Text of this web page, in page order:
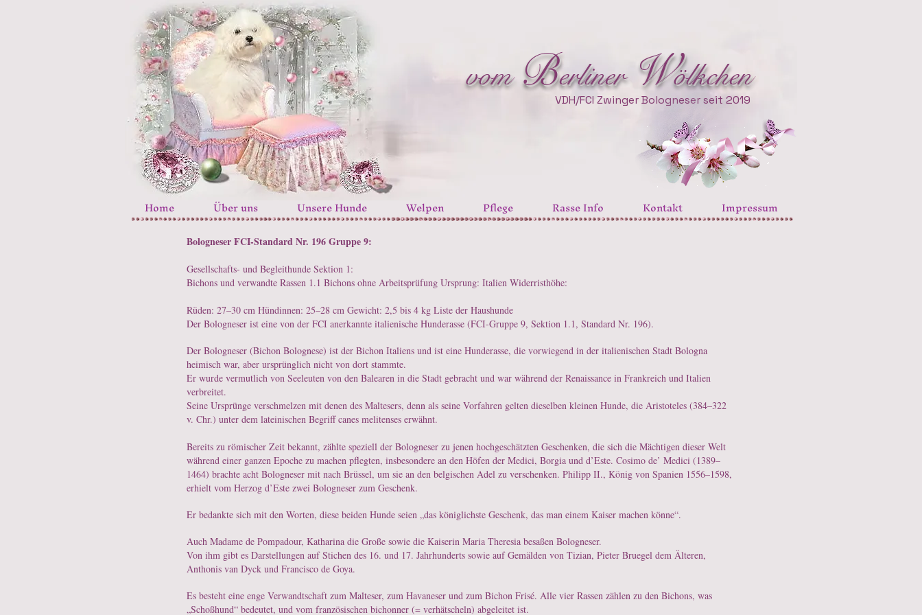
vomBerliner Wölkchen
VDH/FCI Zwinger Bologneser seit 2019
vomBerliner Wölkchen
Home Über uns Unsere Hunde Welpen Pflege Rasse Info Kontakt Impressum
Bologneser FCI-Standard Nr. 196 Gruppe 9:
Gesellschafts- und Begleithunde Sektion 1:
Bichons und verwandte Rassen 1.1 Bichons ohne Arbeitsprüfung Ursprung: Italien Widerristhöhe:
Rüden: 27–30 cm Hündinnen: 25–28 cm Gewicht: 2,5 bis 4 kg Liste der Haushunde
Der Bologneser ist eine von der FCI anerkannte italienische Hunderasse (FCI-Gruppe 9, Sektion 1.1, Standard Nr. 196).
Der Bologneser (Bichon Bolognese) ist der Bichon Italiens und ist eine Hunderasse, die vorwiegend in der italienischen Stadt Bologna
heimisch war, aber ursprünglich nicht von dort stammte.
Er wurde vermutlich von Seeleuten von den Balearen in die Stadt gebracht und war während der Renaissance in Frankreich und Italien
verbreitet.
Seine Ursprünge verschmelzen mit denen des Maltesers, denn als seine Vorfahren gelten dieselben kleinen Hunde, die Aristoteles (384–322
v. Chr.) unter dem lateinischen Begriff canes melitenses erwähnt.
Bereits zu römischer Zeit bekannt, zählte speziell der Bologneser zu jenen hochgeschätzten Geschenken, die sich die Mächtigen dieser Welt
während einer ganzen Epoche zu machen pflegten, insbesondere an den Höfen der Medici, Borgia und d’Este. Cosimo de’ Medici (1389–
1464) brachte acht Bologneser mit nach Brüssel, um sie an den belgischen Adel zu verschenken. Philipp II., König von Spanien 1556–1598,
erhielt vom Herzog d’Este zwei Bologneser zum Geschenk.
Er bedankte sich mit den Worten, diese beiden Hunde seien „das königlichste Geschenk, das man einem Kaiser machen könne“.
Auch Madame de Pompadour, Katharina die Große sowie die Kaiserin Maria Theresia besaßen Bologneser.
Von ihm gibt es Darstellungen auf Stichen des 16. und 17. Jahrhunderts sowie auf Gemälden von Tizian, Pieter Bruegel dem Älteren,
Anthonis van Dyck und Francisco de Goya.
Es besteht eine enge Verwandtschaft zum Malteser, zum Havaneser und zum Bichon Frisé. Alle vier Rassen zählen zu den Bichons, was
„Schoßhund“ bedeutet, und vom französischen bichonner (= verhätscheln) abgeleitet ist.